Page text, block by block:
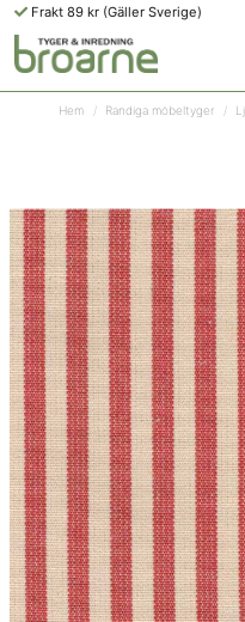
Frakt 89 kr (Gäller Sverige)
Hem Randiga möbeltyger